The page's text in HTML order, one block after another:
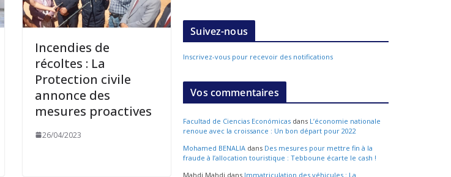
Incendies de
récoltes : La
Protection civile
annonce des
mesures proactives
26/04/2023
Suivez-nous
Inscrivez-vous pour recevoir des notifications
Vos commentaires
Facultad de Ciencias Económicas dans L’économie nationale
renoue avec la croissance : Un bon départ pour 2022
Mohamed BENALIA dans Des mesures pour mettre fin à la
fraude à l’allocation touristique : Tebboune écarte le cash !
Mahdi Mahdi dans Immatriculation des véhicules : La